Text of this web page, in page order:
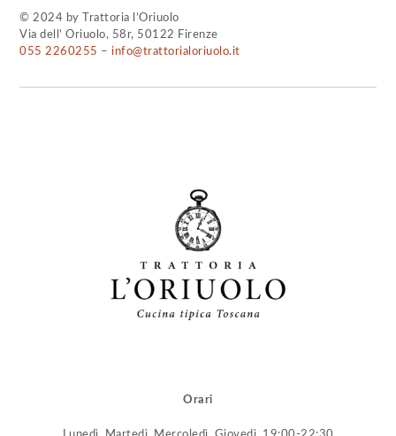
© 2024 by Trattoria l’Oriuolo
Via dell’ Oriuolo, 58r, 50122 Firenze
055 2260255 – info@trattorialoriuolo.it
Orari